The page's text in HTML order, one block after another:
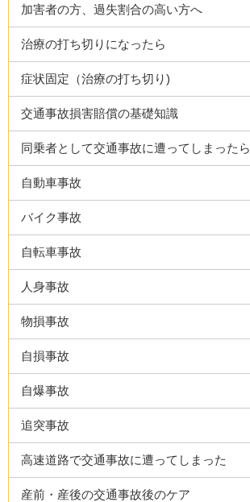
加害者の方、過失割合の高い方へ
治療の打ち切りになったら
症状固定（治療の打ち切り)
交通事故損害賠償の基礎知識
同乗者として交通事故に遭ってしまったら
自動車事故
バイク事故
自転車事故
人身事故
物損事故
自損事故
自爆事故
追突事故
高速道路で交通事故に遭ってしまった
産前・産後の交通事故後のケア